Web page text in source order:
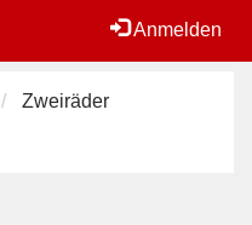
Anmelden
Zweiräder